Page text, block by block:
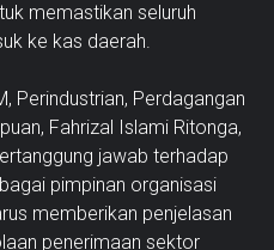
memastikan seluruh
ke kas daerah.
Perindustrian, Perdagangan
Fahrizal Islami Ritonga,
jawab terhadap
pimpinan organisasi
memberikan penjelasan
penerimaan sektor